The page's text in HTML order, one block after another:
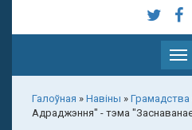
Галоўная » Навіны » Грамадства
Адраджэння" - тэма "Заснаванае